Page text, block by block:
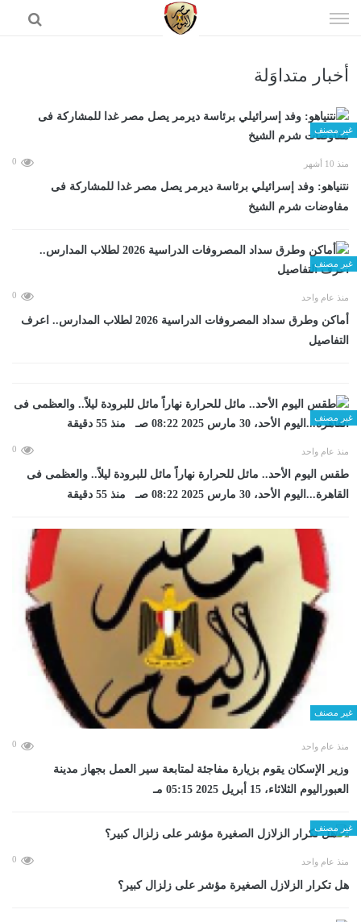
الى
أخبار متداوَلة
غير مصنف
منذ 10 أشهر 0
نتنياهو: وفد إسرائيلي برئاسة ديرمر يصل مصر غدا للمشاركة فى
مفاوضات شرم الشيخ
غير مصنف
منذ عام واحد 0
أماكن وطرق سداد المصروفات الدراسية 2026 لطلاب المدارس.. اعرف
التفاصيل
غير مصنف
منذ عام واحد 0
طقس اليوم الأحد.. مائل للحرارة نهاراً مائل للبرودة ليلاً.. والعظمى فى
القاهرة...اليوم الأحد، 30 مارس 2025 08:22 صـ منذ 55 دقيقة
غير مصنف
منذ عام واحد 0
وزير الإسكان يقوم بزيارة مفاجئة لمتابعة سير العمل بجهاز مدينة
العبوراليوم الثلاثاء، 15 أبريل 2025 05:15 مـ
غير مصنف
منذ عام واحد 0
هل تكرار الزلازل الصغيرة مؤشر على زلزال كبير؟